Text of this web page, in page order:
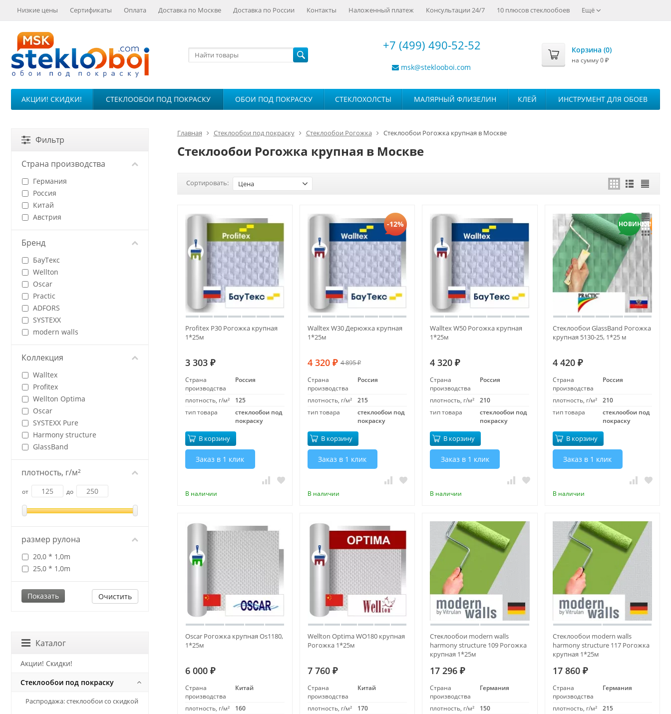
Низкие цены Сертификаты Оплата Доставка по Москве Доставка по России Контакты Наложенный платеж Консультации 24/7 10 плюсов стеклообоев Ещё
+7 (499) 490-52-52
msk@steklooboi.com
Корзина (0)
на сумму0 ₽
АКЦИИ! СКИДКИ! СТЕКЛООБОИ ПОД ПОКРАСКУ ОБОИ ПОД ПОКРАСКУ СТЕКЛОХОЛСТЫ МАЛЯРНЫЙ ФЛИЗЕЛИН КЛЕЙ ИНСТРУМЕНТ ДЛЯ ОБОЕВ
Главная Стеклообои под покраску Стеклообои Рогожка Стеклообои Рогожка крупная в Москве
Стеклообои Рогожка крупная в Москве
Сортировать: Цена
Profitex P30 Рогожка крупная
1*25м
3 303 ₽
Страна
производства
Россия
плотность, г/м²
125
тип товара
стеклообои под
покраску
В корзину
Заказ в 1 клик
В наличии
-12%
Walltex W30 Дерюжка крупная
1*25м
4 320 ₽ 4 895₽
Страна
производства
Россия
плотность, г/м²
215
тип товара
стеклообои под
покраску
В корзину
Заказ в 1 клик
В наличии
Walltex W50 Рогожка крупная
1*25м
4 320₽
Страна
производства
Россия
плотность, г/м²
210
тип товара
стеклообои под
покраску
В корзину
Заказ в 1 клик
В наличии
НОВИНКА!
Стеклообои GlassBand Рогожка
крупная 5130-25, 1*25 м
4 420 ₽
Страна
производства
Россия
плотность, г/м²
210
тип товара
стеклообои под
покраску
В корзину
Заказ в 1 клик
В наличии
Oscar Рогожка крупная Os1180,
1*25м
6 000 ₽
Страна
производства
Китай
плотность, г/м²
160
Wellton Optima WO180 крупная
Рогожка 1*25м
7 760 ₽
Страна
производства
Китай
плотность, г/м²
170
Стеклообои modern walls
harmony structure 109 Рогожка
крупная 1*25м
17 296₽
Страна
производства
Германия
плотность, г/м²
150
Стеклообои modern walls
harmony structure 117 Рогожка
крупная 1*25м
17 860 ₽
Страна
производства
Германия
плотность, г/м²
215
Фильтр
Страна производства
Германия
Россия
Китай
Австрия
Бренд
БауТекс
Wellton
Oscar
Practic
ADFORS
SYSTEXX
modern walls
Коллекция
Walltex
Profitex
Wellton Optima
Oscar
SYSTEXX Pure
Harmony structure
GlassBand
плотность, г/м²
от до
размер рулона
20,0 * 1,0m
25,0 * 1,0m
Очистить
Каталог
Акции! Скидки!
Стеклообои под покраску
Распродажа: стеклообои со скидкой